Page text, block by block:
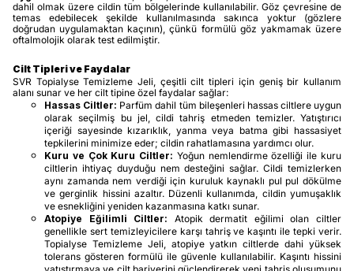
dahil olmak üzere cildin tüm bölgelerinde kullanılabilir. Göz çevresine de
temas edebilecek şekilde kullanılmasında sakınca yoktur (gözlere
doğrudan uygulamaktan kaçının), çünkü formülü göz yakmamak üzere
oftalmolojik olarak test edilmiştir.
Cilt Tipleri ve Faydalar
SVR Topialyse Temizleme Jeli, çeşitli cilt tipleri için geniş bir kullanım
alanı sunar ve her cilt tipine özel faydalar sağlar:
Hassas Ciltler: Parfüm dahil tüm bileşenleri hassas ciltlere uygun
olarak seçilmiş bu jel, cildi tahriş etmeden temizler. Yatıştırıcı
içeriği sayesinde kızarıklık, yanma veya batma gibi hassasiyet
tepkilerini minimize eder; cildin rahatlamasına yardımcı olur.
Kuru ve Çok Kuru Ciltler: Yoğun nemlendirme özelliği ile kuru
ciltlerin ihtiyaç duyduğu nem desteğini sağlar. Cildi temizlerken
aynı zamanda nem verdiği için kuruluk kaynaklı pul pul dökülme
ve gerginlik hissini azaltır. Düzenli kullanımda, cildin yumuşaklık
ve esnekliğini yeniden kazanmasına katkı sunar.
Atopiye Eğilimli Ciltler: Atopik dermatit eğilimi olan ciltler
genellikle sert temizleyicilere karşı tahriş ve kaşıntı ile tepki verir.
Topialyse Temizleme Jeli, atopiye yatkın ciltlerde dahi yüksek
tolerans gösteren formülü ile güvenle kullanılabilir. Kaşıntı hissini